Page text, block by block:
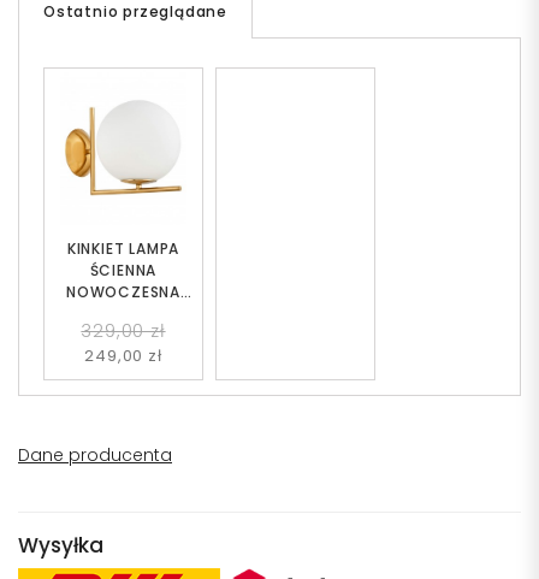
Ostatnio przeglądane
KINKIET LAMPA
ŚCIENNA
NOWOCZESNA
KULA SORENTO 20
329,00 zł
249,00 zł
Dane producenta
Wysyłka